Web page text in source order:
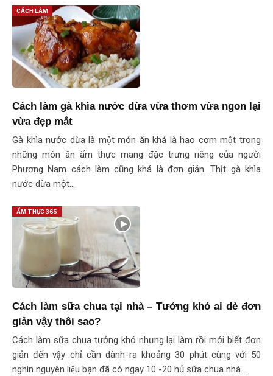
CÁCH LÀM
Cách làm gà khìa nước dừa vừa thơm vừa ngon lại
vừa đẹp mắt
Gà khìa nước dừa là một món ăn khá là hao cơm một trong
những món ăn ẩm thực mang đặc trưng riêng của người
Phương Nam cách làm cũng khá là đơn giản. Thịt gà khìa
nước dừa một…
ẨM THỰC 365
Cách làm sữa chua tại nhà – Tưởng khó ai dè đơn
giản vậy thôi sao?
Cách làm sữa chua tưởng khó nhưng lại làm rồi mới biết đơn
giản đến vậy chỉ cần dành ra khoảng 30 phút cùng với 50
nghìn nguyên liệu bạn đã có ngay 10 -20 hủ sữa chua nhà…